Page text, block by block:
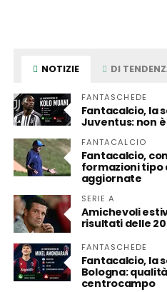
NOTIZIE DI
FANTASCHEDE
Fantacalcio, la
Juventus: non
FANTACALCIO
Fantacalcio,
formazioni tipo
aggiornate
SERIE A
Amichevoli
risultati delle
FANTASCHEDE
Fantacalcio, la
Bologna:
centrocampo